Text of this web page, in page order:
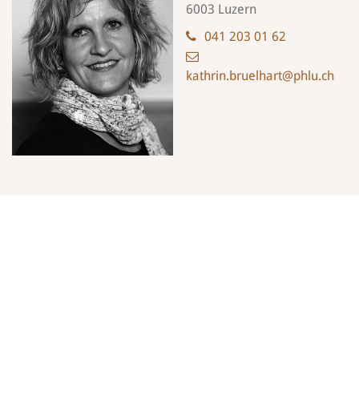
6003 Luzern
041 203 01 62
kathrin.bruelhart@phlu.ch